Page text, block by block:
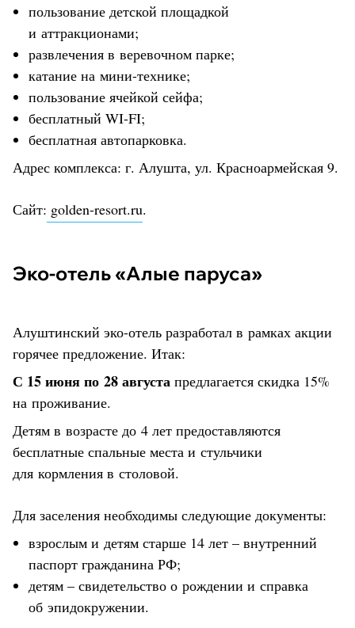
пользование детской площадкой
и аттракционами;
развлечения в веревочном парке;
катание на мини-технике;
пользование ячейкой сейфа;
бесплатный WI-FI;
бесплатная автопарковка.
Адрес комплекса: г. Алушта, ул. Красноармейская 9.
Сайт: golden-resort.ru.
Эко-отель «Алые паруса»
Алуштинский эко-отель разработал в рамках акции
горячее предложение. Итак:
С 15 июня по 28 августа предлагается скидка 15%
на проживание.
Детям в возрасте до 4 лет предоставляются
бесплатные спальные места и стульчики
для кормления в столовой.
Для заселения необходимы следующие документы:
взрослым и детям старше 14 лет – внутренний
паспорт гражданина РФ;
детям – свидетельство о рождении и справка
об эпидокружении.